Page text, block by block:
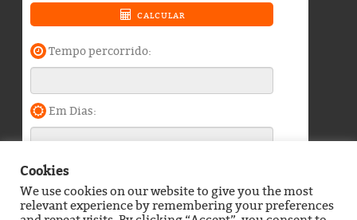
Blog do Durango Duarte © 2026. Todos os direitos
reservados.
Cookies
We use cookies on our website to give you the most
relevant experience by remembering your preferences